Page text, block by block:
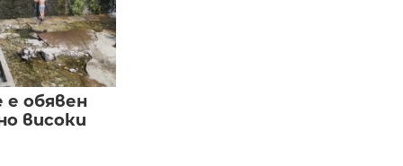
е обявен
високи